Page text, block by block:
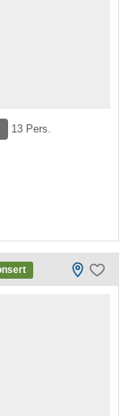
13 Pers.